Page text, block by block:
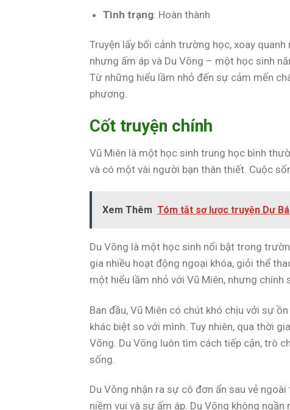
Tình trạng: Hoàn thành
Truyện lấy bối cảnh trường học, xoay
nhưng ấm áp và Du Võng – một học sinh
Từ những hiểu lầm nhỏ đến sự cảm mến
phương.
Cốt truyện chính
Vũ Miên là một học sinh trung học bình
và có một vài người bạn thân thiết. Cuộc
Xem Thêm Tóm tắt sơ lược truyện Dự
Du Võng là một học sinh nổi bật trong
gia nhiều hoạt động ngoại khóa, giỏi thể
một hiểu lầm nhỏ với Vũ Miên, nhưng
Ban đầu, Vũ Miên có chút khó chịu với sự
khác biệt so với mình. Tuy nhiên, qua thời
Võng. Du Võng luôn tìm cách tiếp cận, trò
sống.
Du Võng nhận ra sự cô đơn ẩn sau vẻ
niềm vui và sự ấm áp. Du Võng không